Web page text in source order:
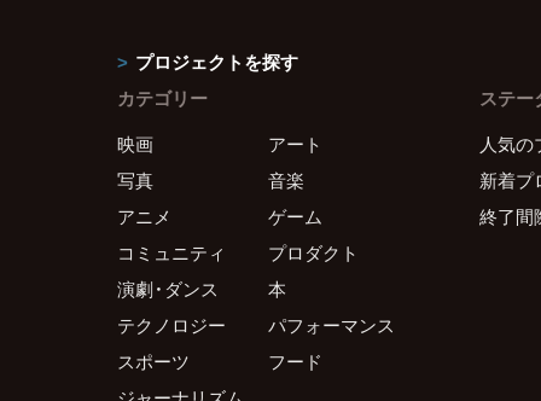
プロジェクトを探す
カテゴリー
映画
アート
写真
音楽
アニメ
ゲーム
コミュニティ
プロダクト
演劇・ダンス
本
テクノロジー
パフォーマンス
スポーツ
フード
ステー
人気の
新着プ
終了間